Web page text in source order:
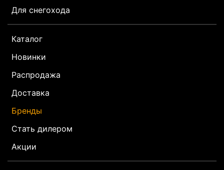
Для снегохода
Каталог
Новинки
Распродажа
Доставка
Бренды
Стать дилером
Акции